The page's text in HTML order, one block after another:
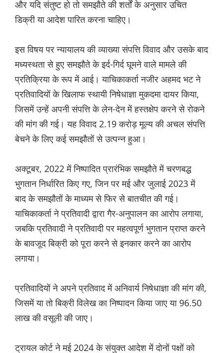
और यदि संतुष्ट हो तो समझौते की शर्तों के अनुसार उचित
डिक्री या आदेश पारित करना चाहिए।
इस विषय पर न्यायालय की व्याख्या संपत्ति विवाद और उसके बाद
मध्यस्थता से हुए समझौते के इर्द-गिर्द घूमने वाले मामले की
प्रतिक्रिया के रूप में आई। याचिकाकर्ता नजीर अहमद भट ने
प्रतिवादियों के खिलाफ स्थायी निषेधाज्ञा मुकदमा दायर किया,
जिसमें उन्हें अपनी संपत्ति के लेन-देन में हस्तक्षेप करने से रोकने
की मांग की गई। यह विवाद 2.19 करोड़ मूल्य की अचल संपत्ति
बेचने के लिए कई समझौतों से उत्पन्न हुआ।
अक्टूबर, 2022 में निष्पादित प्रारंभिक समझौते में चरणबद्ध
भुगतान निर्धारित किए गए, जिन पर मई और जुलाई 2023 में
बाद के समझौतों के माध्यम से फिर से बातचीत की गई।
याचिकाकर्ता ने प्रतिवादी द्वारा गैर-अनुपालन का आरोप लगाया,
जबकि प्रतिवादी ने प्रतिवादी पर महत्वपूर्ण भुगतान प्राप्त करने
के बावजूद बिक्री को पूरा करने से इनकार करने का आरोप
लगाया।
प्रतिवादियों ने अपने प्रतिवाद में अनिवार्य निषेधाज्ञा की मांग की,
जिसमें या तो बिक्री विलेख का निष्पादन किया जाए या 96.50
लाख की वसूली की जाए।
ट्रायल कोर्ट ने मई 2024 के संयुक्त आदेश में दोनों पक्षों को